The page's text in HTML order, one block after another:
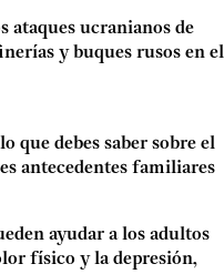
ataques ucranianos de
y buques rusos en el
que debes saber sobre el
antecedentes familiares
ayudar a los adultos
físico y la depresión,